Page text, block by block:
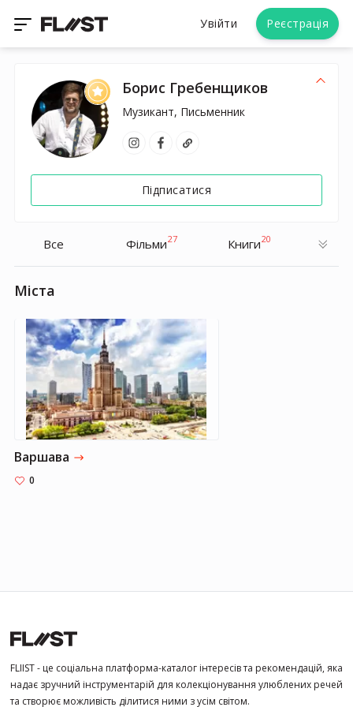
Увійти Реєстрація
Борис Гребенщиков
Музикант, Письменник
Підписатися
Все Фільми27 Книги20
Міста
Варшава
0
FLIIST - це соціальна платформа-каталог інтересів та рекомендацій, яка
надає зручний інструментарій для колекціонування улюблених речей
та створює можливість ділитися ними з усім світом.